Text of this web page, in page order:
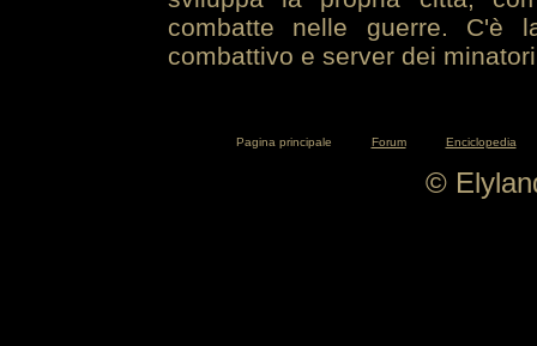
combatte nelle guerre. C'è
combattivo e server dei
Pagina principale Forum Enciclopedia
©